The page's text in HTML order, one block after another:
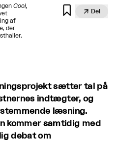
Cool,
af
der
  Del
sætter tal på
indtægter, og
læsning.
kommer samtidig med
debat om